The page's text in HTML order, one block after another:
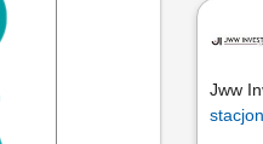
Jww